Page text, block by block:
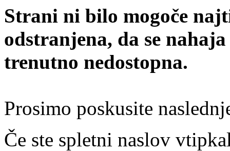
Strani ni bilo mogoče
odstranjena, da se
trenutno nedostopna.
Prosimo poskusite
Če ste spletni naslov